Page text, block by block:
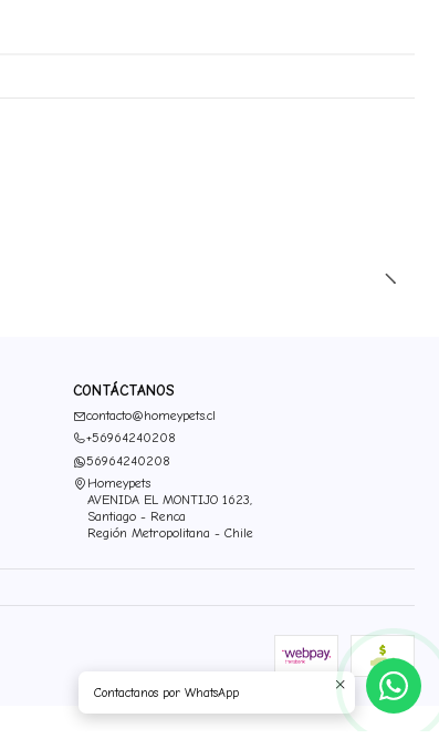
CONTÁCTANOS
contacto@homeypets.cl
+56964240208
56964240208
Homeypets
AVENIDA EL MONTIJO 1623,
Santiago - Renca
Región Metropolitana - Chile
Contactanos por WhatsApp